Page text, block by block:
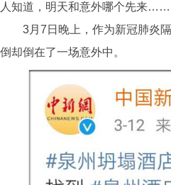
人知道，明天和意外哪个先来……
3月7日晚上，作为新冠肺炎
倒却倒在了一场意外中。